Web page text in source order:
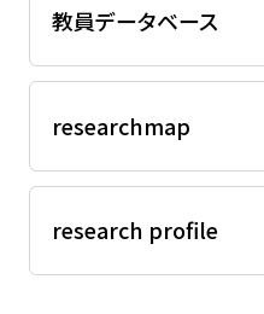
教員データベース
researchmap
research profile